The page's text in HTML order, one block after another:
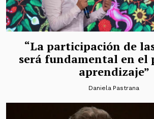
“La participación de
será fundamental en el
aprendizaje”
Daniela Pastrana